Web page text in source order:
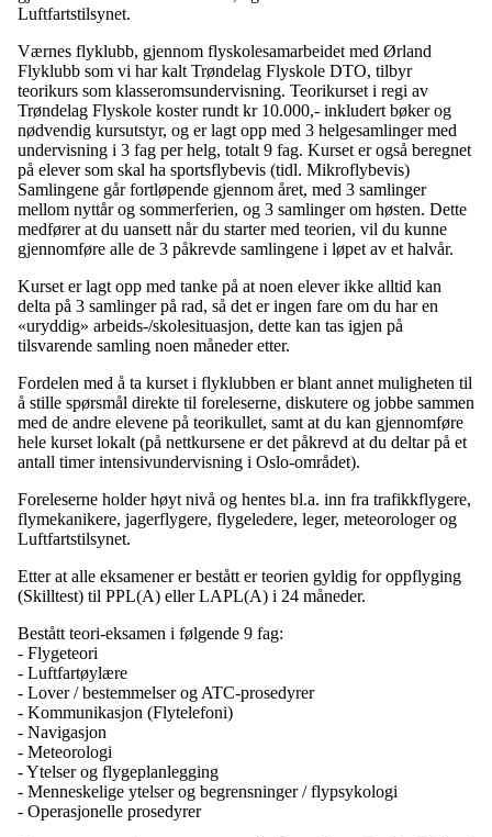
Luftfartstilsynet.
Værnes flyklubb, gjennom flyskolesamarbeidet med Ørland
Flyklubb som vi har kalt Trøndelag Flyskole DTO, tilbyr
teorikurs som klasseromsundervisning. Teorikurset i regi av
Trøndelag Flyskole koster rundt kr 10.000,- inkludert bøker og
nødvendig kursutstyr, og er lagt opp med 3 helgesamlinger med
undervisning i 3 fag per helg, totalt 9 fag. Kurset er også beregnet
på elever som skal ha sportsflybevis (tidl. Mikroflybevis)
Samlingene går fortløpende gjennom året, med 3 samlinger
mellom nyttår og sommerferien, og 3 samlinger om høsten. Dette
medfører at du uansett når du starter med teorien, vil du kunne
gjennomføre alle de 3 påkrevde samlingene i løpet av et halvår.
Kurset er lagt opp med tanke på at noen elever ikke alltid kan
delta på 3 samlinger på rad, så det er ingen fare om du har en
«uryddig» arbeids-/skolesituasjon, dette kan tas igjen på
tilsvarende samling noen måneder etter.
Fordelen med å ta kurset i flyklubben er blant annet muligheten til
å stille spørsmål direkte til foreleserne, diskutere og jobbe sammen
med de andre elevene på teorikullet, samt at du kan gjennomføre
hele kurset lokalt (på nettkursene er det påkrevd at du deltar på et
antall timer intensivundervisning i Oslo-området).
Foreleserne holder høyt nivå og hentes bl.a. inn fra trafikkflygere,
flymekanikere, jagerflygere, flygeledere, leger, meteorologer og
Luftfartstilsynet.
Etter at alle eksamener er bestått er teorien gyldig for oppflyging
(Skilltest) til PPL(A) eller LAPL(A) i 24 måneder.
Bestått teori-eksamen i følgende 9 fag:
- Flygeteori
- Luftfartøylære
- Lover / bestemmelser og ATC-prosedyrer
- Kommunikasjon (Flytelefoni)
- Navigasjon
- Meteorologi
- Ytelser og flygeplanlegging
- Menneskelige ytelser og begrensninger / flypsykologi
- Operasjonelle prosedyrer